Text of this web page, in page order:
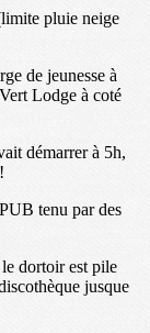
pluie neige
de jeunesse à
Lodge à coté
démarrer à 5h,
tenu par des
dortoir est pile
jusque